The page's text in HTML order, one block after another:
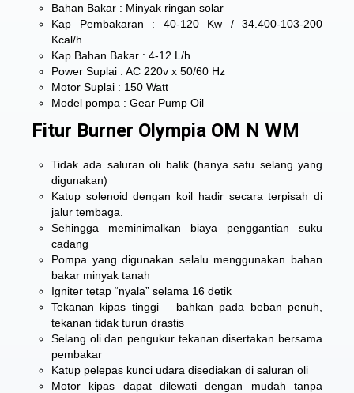
Bahan Bakar : Minyak ringan solar
Kap Pembakaran : 40-120 Kw / 34.400-103-200
Kcal/h
Kap Bahan Bakar : 4-12 L/h
Power Suplai : AC 220v x 50/60 Hz
Motor Suplai : 150 Watt
Model pompa : Gear Pump Oil
Fitur Burner Olympia OM N WM
Tidak ada saluran oli balik (hanya satu selang yang
digunakan)
Katup solenoid dengan koil hadir secara terpisah di
jalur tembaga.
Sehingga meminimalkan biaya penggantian suku
cadang
Pompa yang digunakan selalu menggunakan bahan
bakar minyak tanah
Igniter tetap “nyala” selama 16 detik
Tekanan kipas tinggi – bahkan pada beban penuh,
tekanan tidak turun drastis
Selang oli dan pengukur tekanan disertakan bersama
pembakar
Katup pelepas kunci udara disediakan di saluran oli
Motor kipas dapat dilewati dengan mudah tanpa